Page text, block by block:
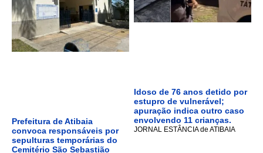
Prefeitura de Atibaia
convoca responsáveis por
sepulturas temporárias do
Cemitério São Sebastião
Idoso de 76 anos detido por
estupro de vulnerável;
apuração indica outro caso
envolvendo 11 crianças.
JORNAL ESTÂNCIA de ATIBAIA